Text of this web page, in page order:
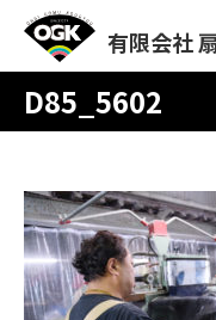
有限会社
D85_5602